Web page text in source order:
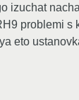
izuchat
problemi
eto